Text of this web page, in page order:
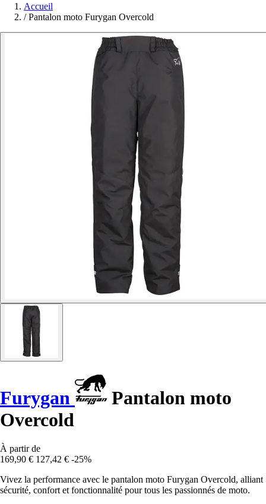
Accueil
/ Pantalon moto Furygan Overcold
Furygan
Pantalon moto
Overcold
À partir de
169,90 € 127,42 € -25%
Vivez la performance avec le pantalon moto Furygan Overcold, alliant
sécurité, confort et fonctionnalité pour tous les passionnés de moto.